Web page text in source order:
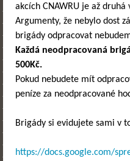
akcích CNAWRU je až
Argumenty, že nebylo dost
brigády odpracovat
Každá neodpracovaná
500Kč.
Pokud nebudete mít
peníze za neodpracované
Brigády si evidujete sami v
https://docs.google.com/